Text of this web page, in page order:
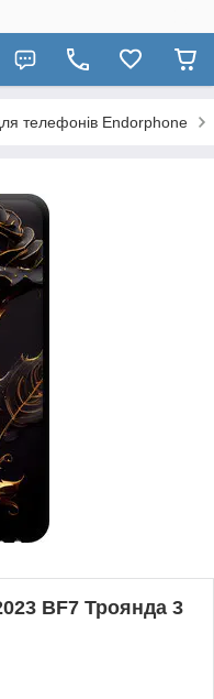
телефонів Endorphone
BF7 Троянда 3